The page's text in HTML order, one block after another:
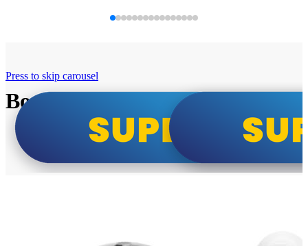
Bosch super cene
Press to skip carousel